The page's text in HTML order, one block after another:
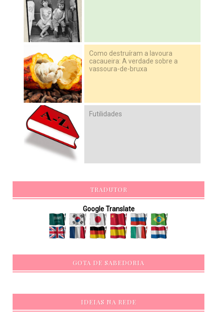
Como destruíram a lavoura
cacaueira: A verdade sobre a
vassoura-de-bruxa
Futilidades
TRADUTOR
Google Translate
GOTA DE SABEDORIA
IDEIAS NA REDE